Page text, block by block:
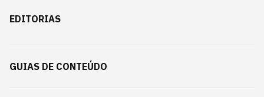
EDITORIAS
GUIAS DE CONTEÚDO